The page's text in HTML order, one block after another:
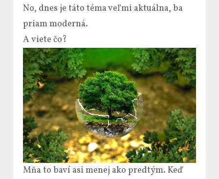
No, dnes je táto téma veľmi aktuálna, ba
priam moderná.
A viete čo?
Mňa to baví asi menej ako predtým. Keď